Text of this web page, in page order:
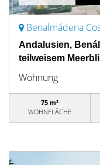
Benalmádena
Andalusien,
teilweisem
Wohnung
75 m²
WOHNFLÄCHE